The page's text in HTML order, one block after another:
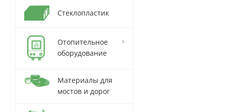
Стеклопластик
Отопительное
оборудование
Материалы для
мостов и дорог